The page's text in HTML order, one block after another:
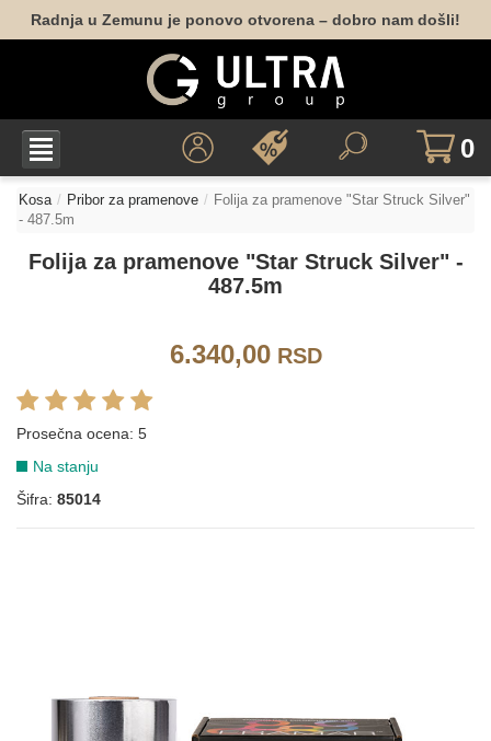
Radnja u Zemunu je ponovo otvorena – dobro nam došli!
0
Kosa Pribor za pramenove
Folija za pramenove "Star Struck Silver"
- 487.5m
Folija za pramenove "Star Struck Silver" -
487.5m
6.340,00RSD
Prosečna ocena: 5
Na stanju
Šifra: 85014